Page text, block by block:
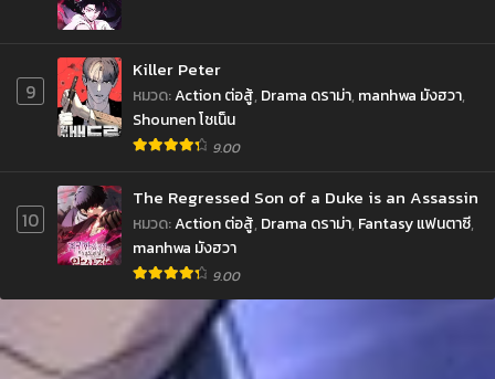
9
Killer Peter
หมวด:Action ต่อสู้, Drama ดราม่า, manhwa มังฮวา,
Shounen โชเน็น
9.00
10
The Regressed Son of a Duke is an Assassin
หมวด:Action ต่อสู้, Drama ดราม่า, Fantasy แฟนตาซี,
manhwa มังฮวา
9.00